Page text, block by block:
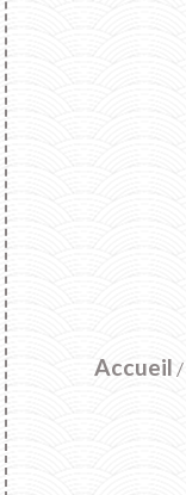
Accueil /